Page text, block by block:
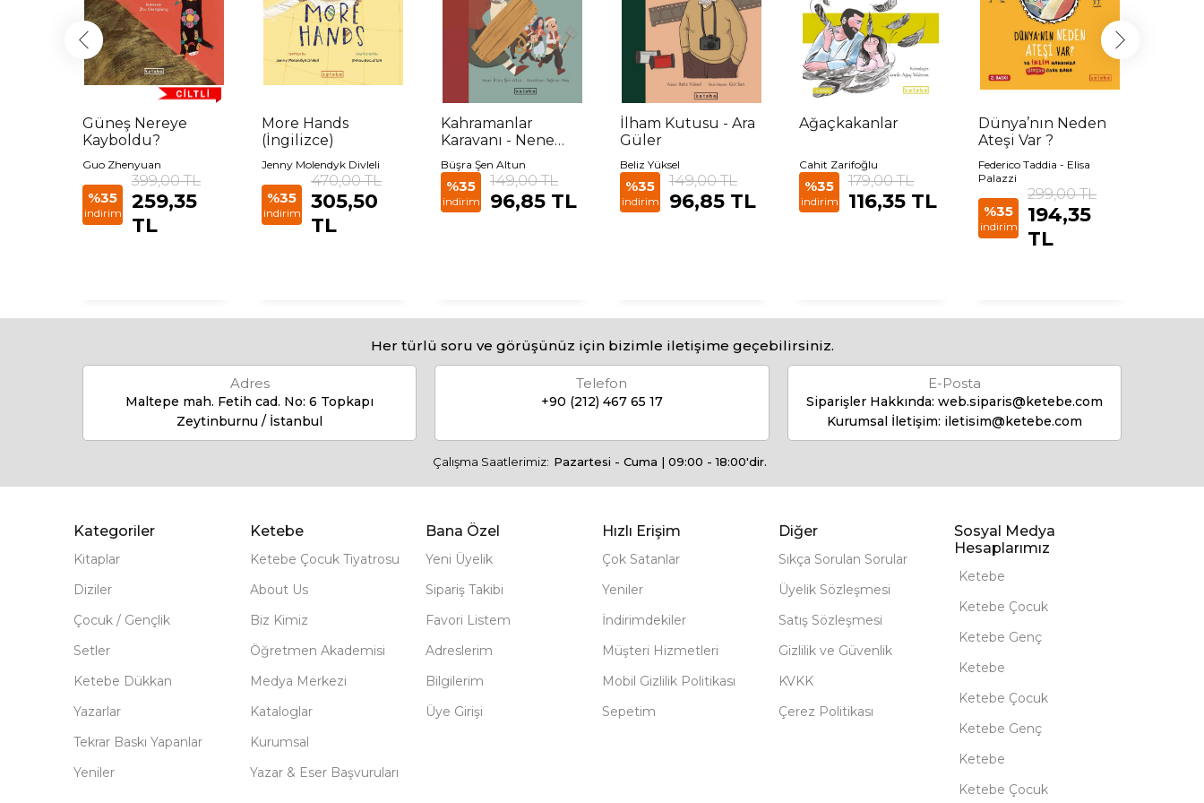
Güneş Nereye
Kayboldu?
Guo Zhenyuan
%35
indirim
399,00 TL
259,35
TL
More Hands
(İngilizce)
Jenny Molendyk Divleli
%35
indirim
470,00 TL
305,50
TL
Kahramanlar
Karavanı - Nene
Hatun ve Köyün
Sivil Ordusu
Büşra Şen Altun
%35
indirim
149,00 TL
96,85 TL
İlham Kutusu - Ara
Güler
Beliz Yüksel
%35
indirim
149,00 TL
96,85 TL
Ağaçkakanlar
Cahit Zarifoğlu
%35
indirim
179,00 TL
116,35 TL
Dünya’nın Neden
Ateşi Var ?
Federico Taddia - Elisa
Palazzi
%35
indirim
299,00 TL
194,35
TL
Her türlü soru ve görüşünüz için bizimle iletişime geçebilirsiniz.
Adres
Maltepe mah. Fetih cad. No: 6 Topkapı
Zeytinburnu / İstanbul
Telefon
+90 (212) 467 65 17
E-Posta
Siparişler Hakkında: web.siparis@ketebe.com
Kurumsal İletişim: iletisim@ketebe.com
Çalışma Saatlerimiz: Pazartesi - Cuma | 09:00 - 18:00'dir.
Kategoriler
Kitaplar
Diziler
Çocuk / Gençlik
Setler
Ketebe Dükkan
Yazarlar
Tekrar Baskı Yapanlar
Yeniler
Ketebe
Ketebe Çocuk Tiyatrosu
About Us
Biz Kimiz
Öğretmen Akademisi
Medya Merkezi
Kataloglar
Kurumsal
Yazar & Eser Başvuruları
Bana Özel
Yeni Üyelik
Sipariş Takibi
Favori Listem
Adreslerim
Bilgilerim
Üye Girişi
Hızlı Erişim
Çok Satanlar
Yeniler
İndirimdekiler
Müşteri Hizmetleri
Mobil Gizlilik Politikası
Sepetim
Diğer
Sıkça Sorulan Sorular
Üyelik Sözleşmesi
Satış Sözleşmesi
Gizlilik ve Güvenlik
KVKK
Çerez Politikası
Sosyal Medya
Hesaplarımız
Ketebe
Ketebe Çocuk
Ketebe Genç
Ketebe
Ketebe Çocuk
Ketebe Genç
Ketebe
Ketebe Çocuk